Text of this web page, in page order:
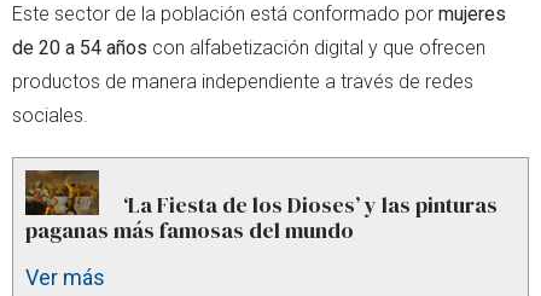
Este sector de la población está conformado por mujeres
de 20 a 54 años con alfabetización digital y que ofrecen
productos de manera independiente a través de redes
sociales.
‘La Fiesta de los Dioses’ y las pinturas
paganas más famosas del mundo
Ver más